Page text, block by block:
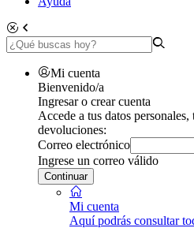
Mi cuenta
Bienvenido/a
Ingresar o crear cuenta
Accede a tus datos
devoluciones:
Correo electrónico
Ingrese un correo válido
Continuar
Mi cuenta
Aquí podrás consultar